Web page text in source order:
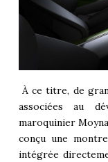
À ce titre, de
associées au
maroquinier
conçu une
intégrée